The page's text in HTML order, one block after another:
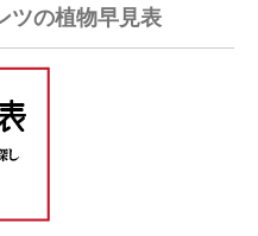
ツの植物早見表